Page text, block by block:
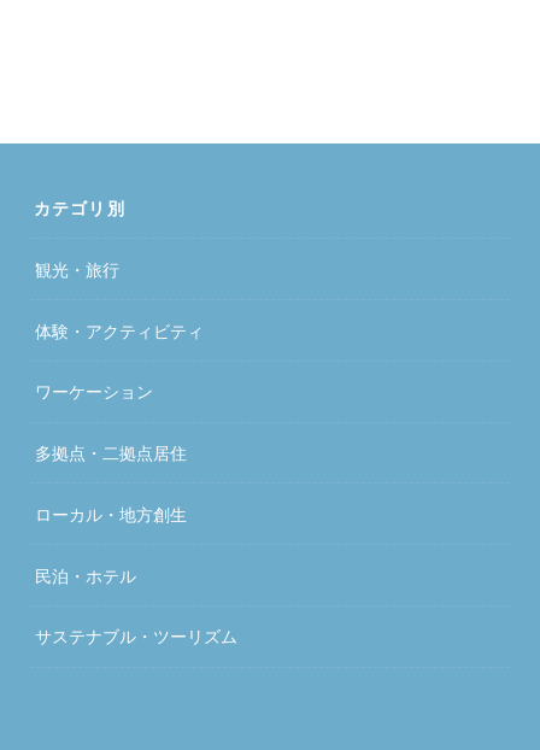
カテゴリ別
観光・旅行
体験・アクティビティ
ワーケーション
多拠点・二拠点居住
ローカル・地方創生
民泊・ホテル
サステナブル・ツーリズム